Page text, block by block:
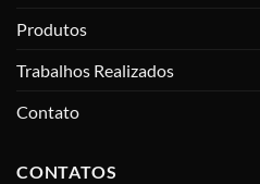
Produtos
Trabalhos Realizados
Contato
CONTATOS